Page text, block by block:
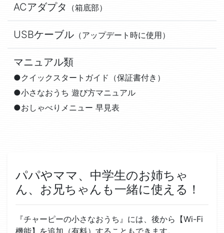
ACアダプタ （箱底部）
USBケーブル （アップデート時に使用）
マニュアル類
●クイックスタートガイド（保証書付き）
●小さなおうち 遊び方マニュアル
●おしゃべりメニュー 早見表
パパやママ、中学生のお姉ちゃ
ん、お兄ちゃんも一緒に使える！
『チャーピーの小さなおうち』には、後から【Wi-Fi
機能】を追加（有料）することもできます。